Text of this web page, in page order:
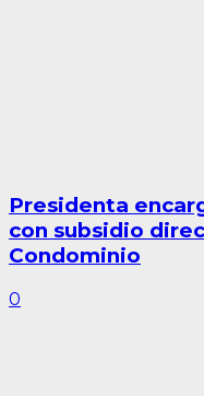
Presidenta
con subsidio
Condominio
0